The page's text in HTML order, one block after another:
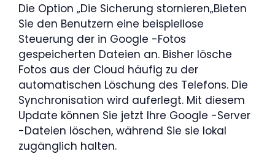
Die Option „Die Sicherung stornieren„Bieten
Sie den Benutzern eine beispiellose
Steuerung der in Google -Fotos
gespeicherten Dateien an. Bisher lösche
Fotos aus der Cloud häufig zu der
automatischen Löschung des Telefons. Die
Synchronisation wird auferlegt. Mit diesem
Update können Sie jetzt Ihre Google -Server
-Dateien löschen, während Sie sie lokal
zugänglich halten.